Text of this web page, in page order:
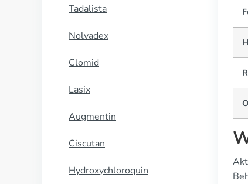
Tadalista
Nolvadex
Clomid
Lasix
Augmentin
Ciscutan
Hydroxychloroquin